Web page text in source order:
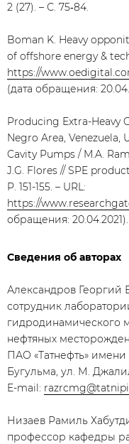
2 (27). – С. 75‑84.
Boman K. Heavy
of offshore energy &
https://
(дата обращения:
Producing Extra-Heavy
Negro Area,
Cavity Pumps / M.A.
J.G. Flores // SPE
P. 151-155. – URL:
https://
обращения: 20.04.2021).
Сведения об авторах
Александров
сотрудник
гидродинамического
нефтяных
ПАО «Татнефть»
Бугульма, ул. М.
E-mail:
Низаев Рамиль
профессор кафедры